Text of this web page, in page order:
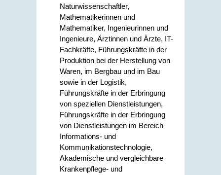
Naturwissenschaftler,
Mathematikerinnen und
Mathematiker, Ingenieurinnen und
Ingenieure, Ärztinnen und Ärzte, IT-
Fachkräfte, Führungskräfte in der
Produktion bei der Herstellung von
Waren, im Bergbau und im Bau
sowie in der Logistik,
Führungskräfte in der Erbringung
von speziellen Dienstleistungen,
Führungskräfte in der Erbringung
von Dienstleistungen im Bereich
Informations- und
Kommunikationstechnologie,
Akademische und vergleichbare
Krankenpflege- und